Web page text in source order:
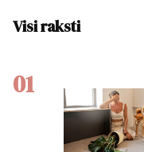
Visi raksti
01